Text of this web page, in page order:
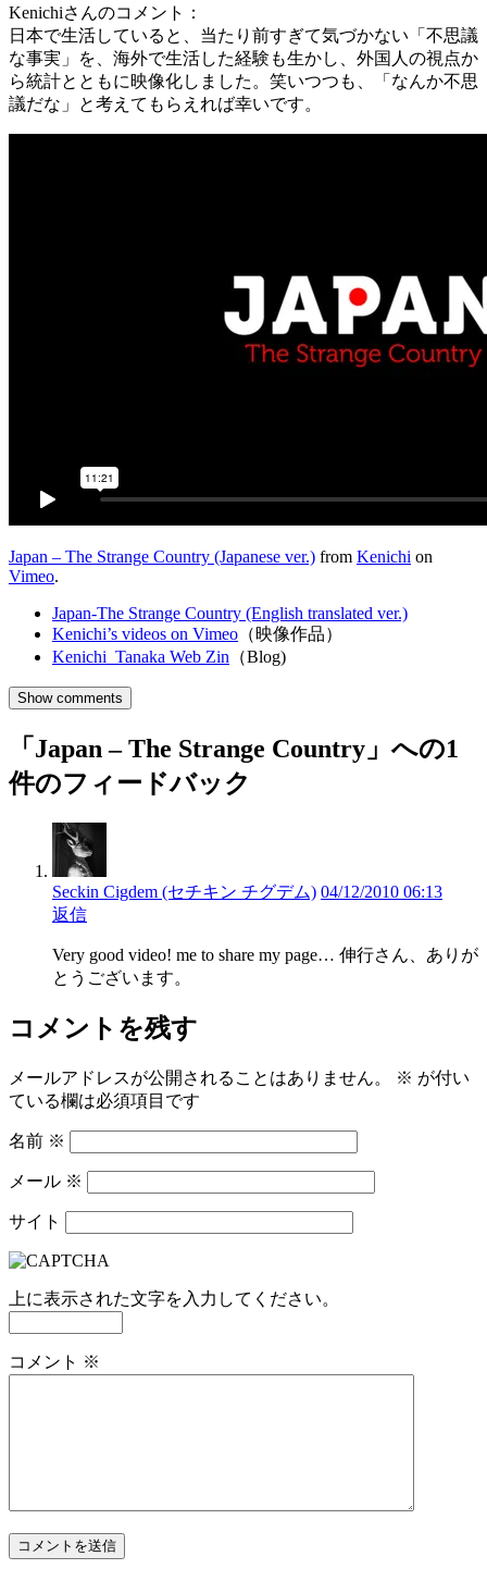
Kenichiさんのコメント：
日本で生活していると、当たり前すぎて気づかない「不思議
な事実」を、海外で生活した経験も生かし、外国人の視点か
ら統計とともに映像化しました。笑いつつも、「なんか不思
議だな」と考えてもらえれば幸いです。
Japan – The Strange Country (Japanese ver.) from Kenichi on
Vimeo.
Japan-The Strange Country (English translated ver.)
Kenichi’s videos on Vimeo （映像作品）
Kenichi Tanaka Web Zin （Blog)
Show comments
「Japan – The Strange Country」への1
件のフィードバック
Seckin Cigdem (セチキン チグデム) 04/12/2010 06:13
返信
Very good video! me to share my page… 伸行さん、ありが
とうございます。
コメントを残す
メールアドレスが公開されることはありません。 ※ が付い
ている欄は必須項目です
名前 ※
メール ※
サイト
上に表示された文字を入力してください。
コメント ※